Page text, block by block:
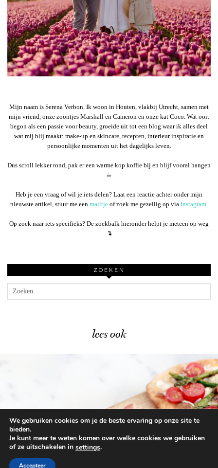
Mijn naam is Serena Verbon. Ik woon in Houten, vlakbij Utrecht, samen met
mijn vriend, onze zoontjes Marshall en Cameron en onze kat Coco. Wat ooit
begon als een passie voor beauty, groeide uit tot een blog waar ik alles deel
wat mij blij maakt: make-up en skincare, recepten, interieur inspiratie en
persoonlijke momenten uit het dagelijks leven.
Dus scroll lekker rond, pak er een warme kop koffie bij en blijf vooral hangen
☕︎
Heb je een vraag of wil je iets delen? Laat een reactie achter onder mijn
nieuwste artikel, stuur me een mailtje of zoek me gezellig op via Instagram.
Op zoek naar iets specifieks? De zoekbalk hieronder helpt je meteen op weg
↴
ZOEKEN
lees ook
Lente flatbreads recept – snel & …
We gebruiken cookies om je de beste ervaring op onze site te
bieden.
Je kunt meer te weten komen over welke cookies we gebruiken
of ze uitschakelen in settings.
Accepteer